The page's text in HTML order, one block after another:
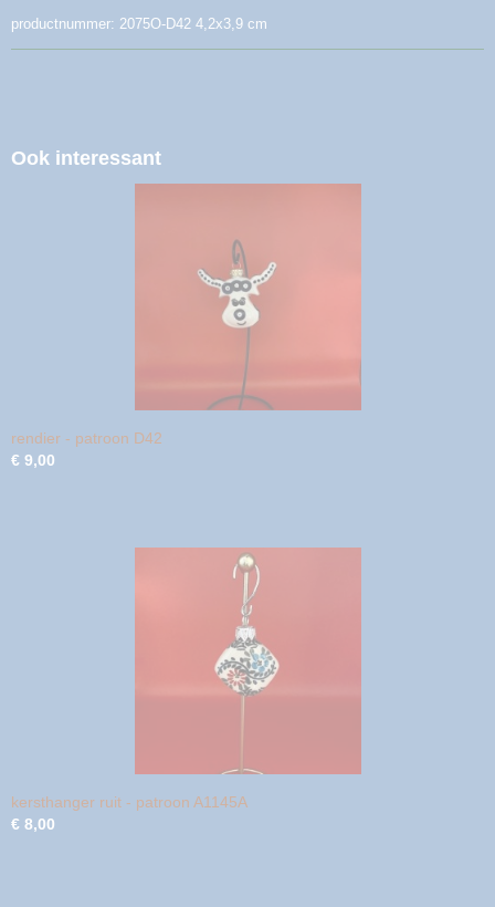
productnummer: 2075O-D42 4,2x3,9 cm
Ook interessant
rendier - patroon D42
€ 9,00
kersthanger ruit - patroon A1145A
€ 8,00